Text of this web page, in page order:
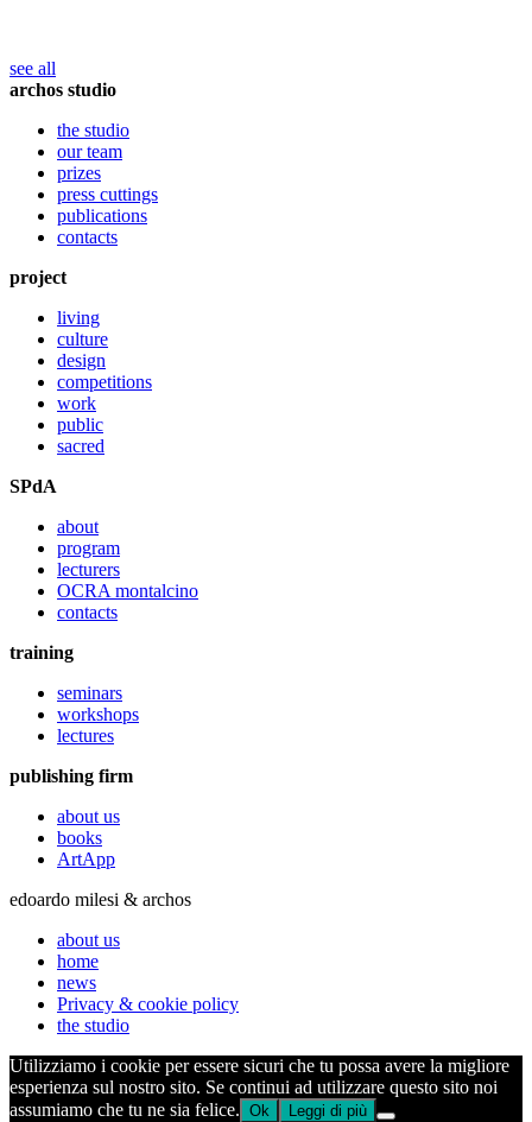
see all
archos studio
the studio
our team
prizes
press cuttings
publications
contacts
project
living
culture
design
competitions
work
public
sacred
SPdA
about
program
lecturers
OCRA montalcino
contacts
training
seminars
workshops
lectures
publishing firm
about us
books
ArtApp
edoardo milesi & archos
about us
home
news
Privacy & cookie policy
the studio
Utilizziamo i cookie per essere sicuri che tu possa avere la migliore
esperienza sul nostro sito. Se continui ad utilizzare questo sito noi
assumiamo che tu ne sia felice. Ok Leggi di più